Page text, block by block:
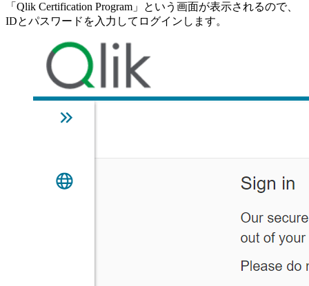
「Qlik Certification Program」という画面が表示されるので、
IDとパスワードを入力してログインします。